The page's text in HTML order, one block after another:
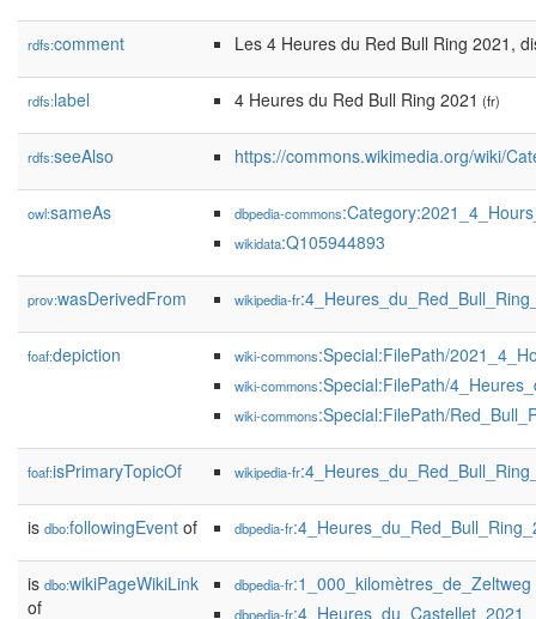
rdfs:comment Les 4 Heures du Red Bull Ring 2021,
rdfs:label 4 Heures du Red Bull Ring 2021 (fr)
rdfs:seeAlso https://commons.wikimedia.org/wiki/
owl:sameAs dbpedia-commons
wikidata:Q105944893
prov:wasDerivedFrom wikipedia-fr
foaf:depiction wiki-commons:Special:FilePath/
wiki-commons:Special:FilePath/
wiki-commons:Special:FilePath/
foaf:isPrimaryTopicOf wikipedia-fr
is dbo:followingEvent of dbpedia-fr
is dbo:wikiPageWikiLink
of
dbpedia-fr:1_000_kilomètres_de_Zeltweg
dbpedia-fr:4_Heures_du_Castellet_2021